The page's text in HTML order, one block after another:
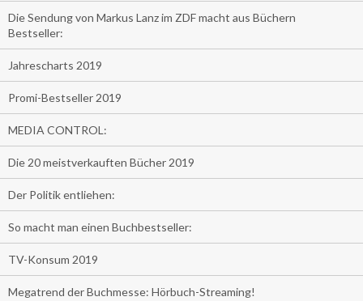
Die Sendung von Markus Lanz im ZDF macht aus Büchern
Bestseller:
Jahrescharts 2019
Promi-Bestseller 2019
MEDIA CONTROL:
Die 20 meistverkauften Bücher 2019
Der Politik entliehen:
So macht man einen Buchbestseller:
TV-Konsum 2019
Megatrend der Buchmesse: Hörbuch-Streaming!